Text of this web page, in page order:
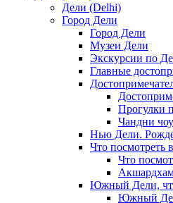
Дели (Delhi)
Город Дели
Город Дели
Музеи Дели
Экскурсии по
Главные
Прогулки
Чандни
Нью Дели.
Что посмотреть
Что
Южный Дели,
Южный